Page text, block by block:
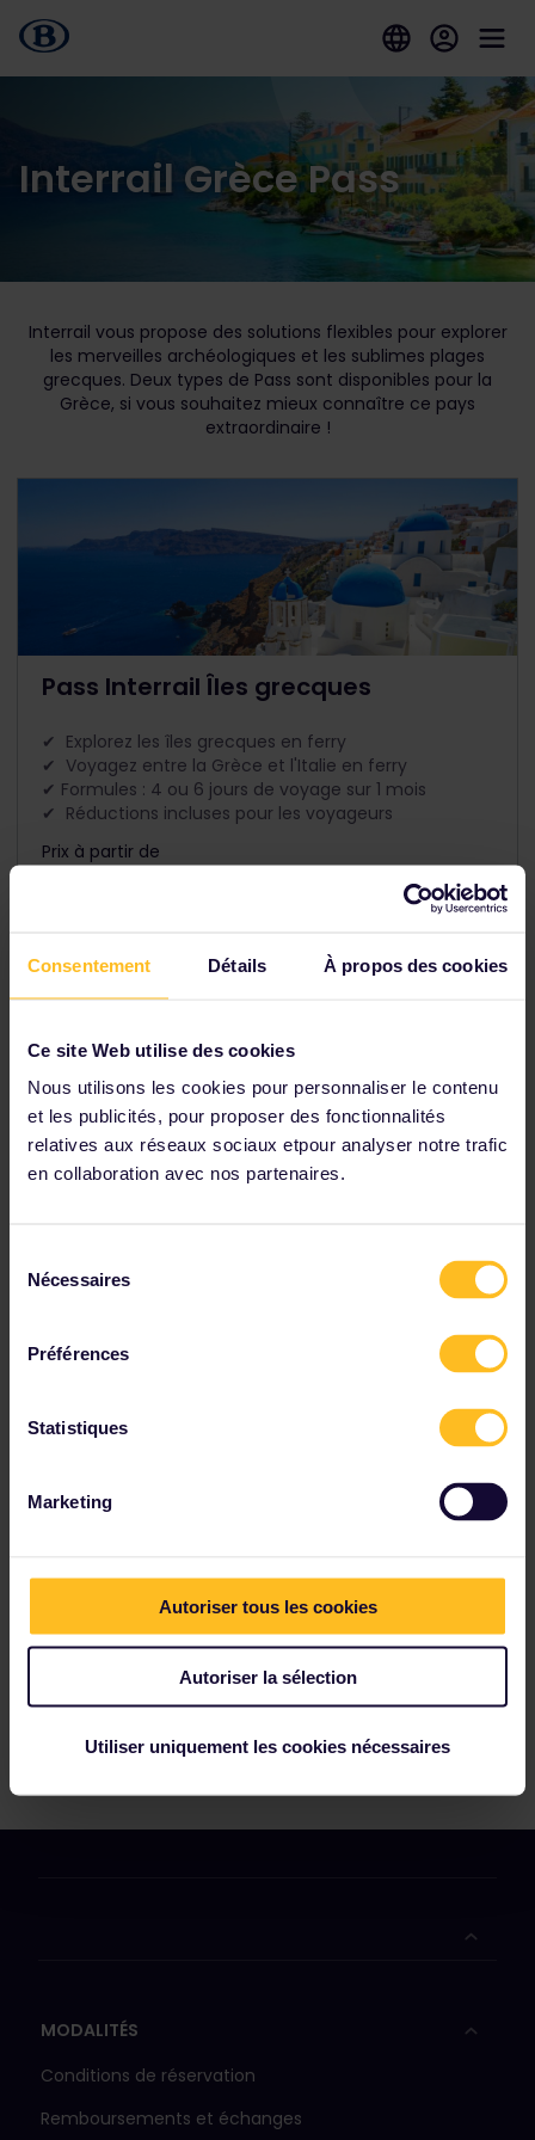
Consentement Détails À propos des cookies
Ce site Web utilise des cookies
Nous utilisons les cookies pour personnaliser le contenu
et les publicités, pour proposer des fonctionnalités
relatives aux réseaux sociaux etpour analyser notre trafic
en collaboration avec nos partenaires.
Nécessaires
Préférences
Statistiques
Marketing
Autoriser tous les cookies
Autoriser la sélection
Utiliser uniquement les cookies nécessaires
Interrail Grèce Pass
Interrail vous propose des solutions flexibles pour explorer
les merveilles archéologiques et les sublimes plages
grecques. Deux types de Pass sont disponibles pour la
Grèce, si vous souhaitez mieux connaître ce pays
extraordinaire !
Pass Interrail Îles grecques
✔ Explorez les îles grecques en ferry
✔ Voyagez entre la Grèce et l'Italie en ferry
✔ Formules : 4 ou 6 jours de voyage sur 1 mois
✔ Réductions incluses pour les voyageurs
Prix à partir de
Pass Interrail Grèce
✔ Nombre illimité de trains pour chaque jour de
MODALITÉS
Conditions de réservation
Remboursements et échanges